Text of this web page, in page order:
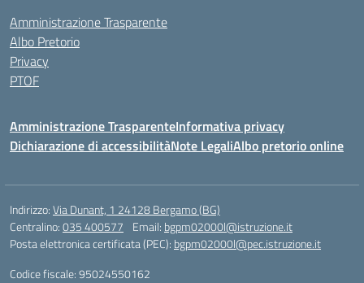
Amministrazione Trasparente
Albo Pretorio
Privacy
PTOF
Amministrazione TrasparenteInformativa privacy
Dichiarazione di accessibilitàNote LegaliAlbo pretorio online
Indirizzo:Via Dunant, 1 24128 Bergamo (BG)
Centralino:035 400577 Email: bgpm02000l@istruzione.it
Posta elettronica certificata (PEC): bgpm02000l@pec.istruzione.it
Codice fiscale: 95024550162